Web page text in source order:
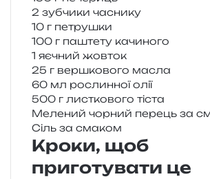
2 зуб­чи­ки часнику
10 г петрушки
100 г паште­ту качиного
1 яєчний жовток
25 г вер­шко­во­го масла
60 мл рослин­ної олії
500 г лис­тко­во­го тіста
Мелений чор­ний перець за
Сіль за смаком
Кроки, щоб
приготувати це